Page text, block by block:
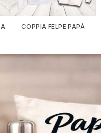
COPPIA FELPE PAPÀ